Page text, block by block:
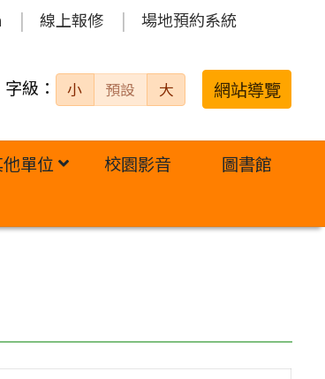
線上報修 場地預約系統
字級： 小 預設 大 網站導覽
單位 校園影音
圖書館